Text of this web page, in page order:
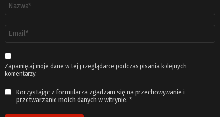
email
*
Zapamiętaj moje dane w tej przeglądarce podczas pisania kolejnych
komentarzy.
Korzystając z formularza zgadzam się na przechowywanie i
przetwarzanie moich danych w witrynie. *